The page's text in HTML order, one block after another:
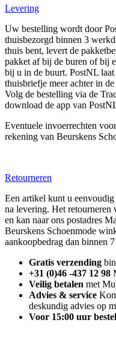
Levering
Uw bestelling wordt door
thuisbezorgd binnen 3
thuis bent, levert de
pakket af bij de buren of bij
bij u in de buurt. PostNL laat
thuisbriefje meer achter in
Volg de bestelling via de
download de app van
Eventuele invoerrechten
rekening van Beurskens
Retourneren
Een artikel kunt u
na levering. Het retourneren
en kan naar ons postadres
Beurskens Schoenmode
aankoopbedrag dan binnen
Gratis verzending
+31 (0)46 -437 12 98
Veilig betalen met
Advies & service
deskundig advies op
Voor 15:00 uur